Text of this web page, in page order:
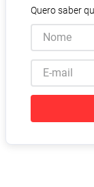
Quero saber
9º
10 º